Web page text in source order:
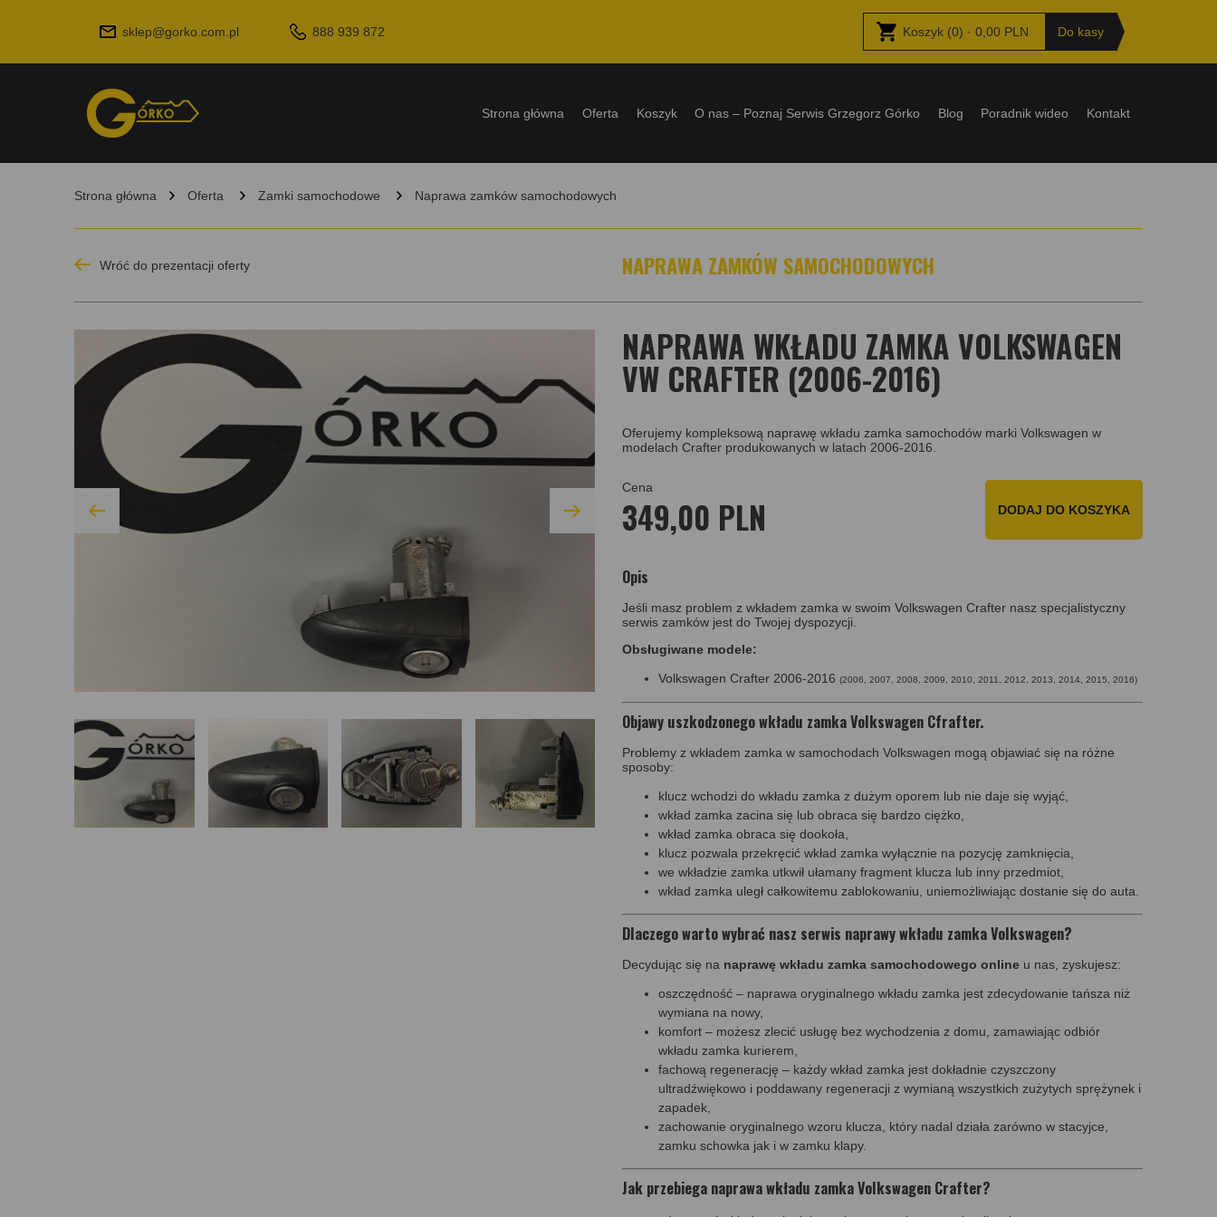
sklep@gorko.com.pl 888 939 872 Koszyk (0) · 0,00 PLN Do kasy
Strona główna Oferta Koszyk O nas – Poznaj Serwis Grzegorz Górko Blog Poradnik wideo Kontakt
Strona główna Oferta Zamki samochodowe Naprawa zamków samochodowych
Wróć do prezentacji oferty NAPRAWA ZAMKÓW SAMOCHODOWYCH
NAPRAWA WKŁADU ZAMKA VOLKSWAGEN
VW CRAFTER (2006-2016)
Oferujemy kompleksową naprawę wkładu zamka samochodów marki Volkswagen w
modelach Crafter produkowanych w latach 2006-2016.
Cena
349,00 PLN DODAJ DO KOSZYKA
Opis
Jeśli masz problem z wkładem zamka w swoim Volkswagen Crafter nasz specjalistyczny
serwis zamków jest do Twojej dyspozycji.
Obsługiwane modele:
Volkswagen Crafter 2006-2016 (2006, 2007, 2008, 2009, 2010, 2011, 2012, 2013, 2014, 2015, 2016)
Objawy uszkodzonego wkładu zamka Volkswagen Cfrafter.
Problemy z wkładem zamka w samochodach Volkswagen mogą objawiać się na różne
sposoby:
klucz wchodzi do wkładu zamka z dużym oporem lub nie daje się wyjąć,
wkład zamka zacina się lub obraca się bardzo ciężko,
wkład zamka obraca się dookoła,
klucz pozwala przekręcić wkład zamka wyłącznie na pozycję zamknięcia,
we wkładzie zamka utkwił ułamany fragment klucza lub inny przedmiot,
wkład zamka uległ całkowitemu zablokowaniu, uniemożliwiając dostanie się do auta.
Dlaczego warto wybrać nasz serwis naprawy wkładu zamka Volkswagen?
Decydując się na naprawę wkładu zamka samochodowego online u nas, zyskujesz:
oszczędność – naprawa oryginalnego wkładu zamka jest zdecydowanie tańsza niż
wymiana na nowy,
komfort – możesz zlecić usługę bez wychodzenia z domu, zamawiając odbiór
wkładu zamka kurierem,
fachową regenerację – każdy wkład zamka jest dokładnie czyszczony
ultradźwiękowo i poddawany regeneracji z wymianą wszystkich zużytych sprężynek i
zapadek,
zachowanie oryginalnego wzoru klucza, który nadal działa zarówno w stacyjce,
zamku schowka jak i w zamku klapy.
Jak przebiega naprawa wkładu zamka Volkswagen Crafter?